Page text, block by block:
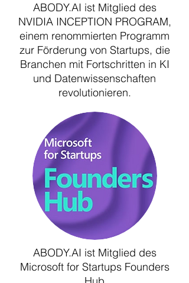
ABODY.AI ist Mitglied des
NVIDIA INCEPTION PROGRAM,
einem renommierten Programm
zur Förderung von Startups, die
Branchen mit Fortschritten in KI
und Datenwissenschaften
revolutionieren.
ABODY.AI ist Mitglied des
Microsoft for Startups Founders